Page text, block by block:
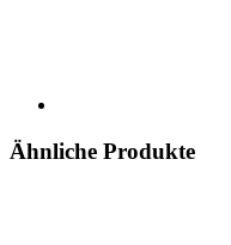
Ähnliche Produkte